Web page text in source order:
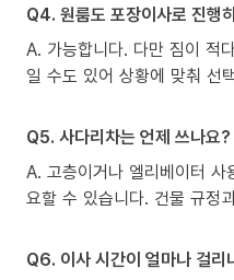
Q4. 원룸도 포장이사로 진행
A. 가능합니다. 다만 짐이 적
일 수도 있어 상황에 맞춰 선
Q5. 사다리차는 언제 쓰나요?
A. 고층이거나 엘리베이터
요할 수 있습니다. 건물 규정
Q6. 이사 시간이 얼마나 걸리